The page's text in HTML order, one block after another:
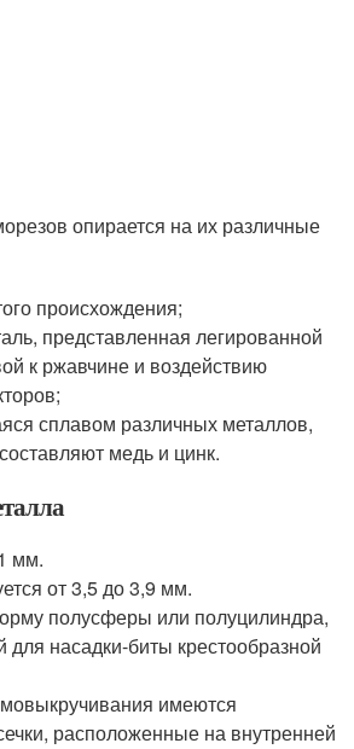
опирается на их различные
происхождения;
представленная легированной
к ржавчине и воздействию
сплавом различных металлов,
медь и цинк.
мм.
от 3,5 до 3,9 мм.
полусферы или полуцилиндра,
для насадки-биты крестообразной
имеются
расположенные на внутренней